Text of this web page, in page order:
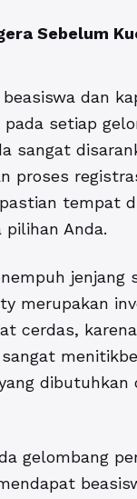
Sebelum
dan
setiap
sangat
proses
tempat
Anda.
jenjang
merupakan
cerdas,
dibutuhkan
gelombang